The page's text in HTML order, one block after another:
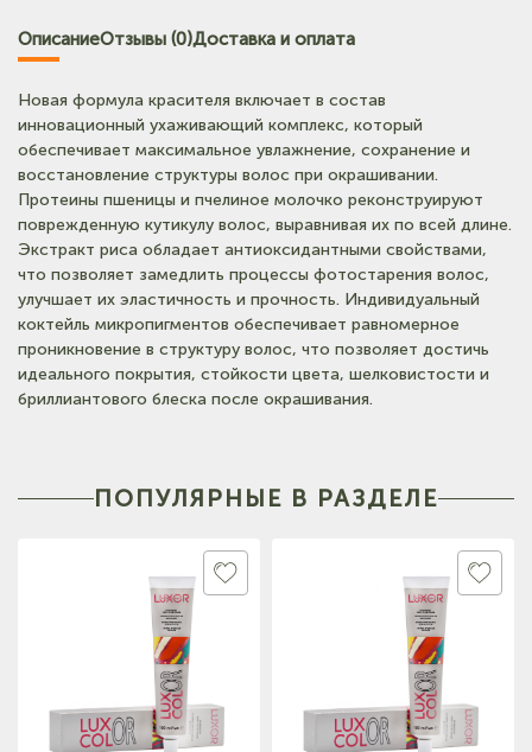
(на карте)
Тел: +7-3852-721-001
(на карте)
Тел: +7-960-965-6706
(на карте)
Тел: +7-960-956-9598
ОписаниеОтзывы (0)Доставка и оплата
Новая формула красителя включает в состав
инновационный ухаживающий комплекс, который
обеспечивает максимальное увлажнение, сохранение и
восстановление структуры волос при окрашивании.
Протеины пшеницы и пчелиное молочко реконструируют
поврежденную кутикулу волос, выравнивая их по всей длине.
Экстракт риса обладает антиоксидантными свойствами,
что позволяет замедлить процессы фотостарения волос,
улучшает их эластичность и прочность. Индивидуальный
коктейль микропигментов обеспечивает равномерное
проникновение в структуру волос, что позволяет достичь
идеального покрытия, стойкости цвета, шелковистости и
бриллиантового блеска после окрашивания.
ПОПУЛЯРНЫЕ В РАЗДЕЛЕ